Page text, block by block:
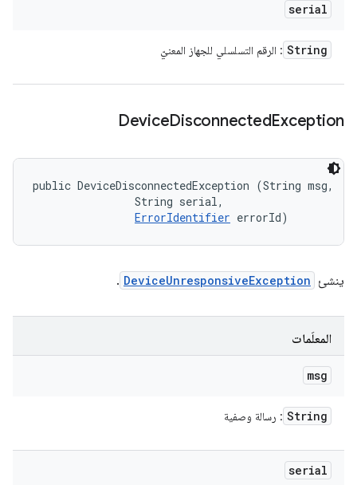
serial
String : الرقم التسلسلي للجهاز المعنيّ
DeviceDisconnectedException
public DeviceDisconnectedException (String msg,
                String serial,
ErrorIdentifier errorId)
ينشئ DeviceUnresponsiveException
.
المعلَمات
msg
String : رسالة وصفية
serial